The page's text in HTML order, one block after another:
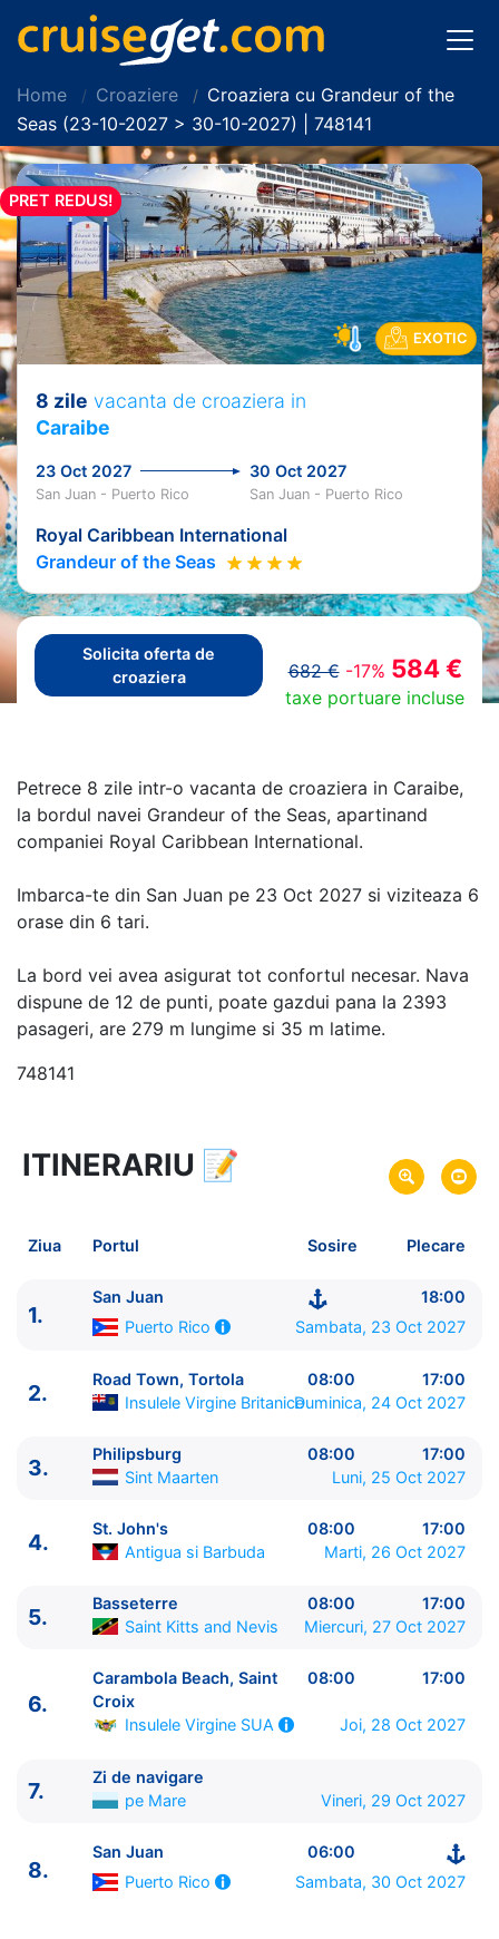
Home Croaziere
Croaziera cu Grandeur of the
Seas (23-10-2027 > 30-10-2027) | 748141
PRET REDUS!
EXOTIC
8 zile vacanta de croaziera in
Caraibe
23 Oct 2027 30 Oct 2027
San Juan - Puerto Rico San Juan - Puerto Rico
Royal Caribbean International
Grandeur of the Seas
Solicita oferta de
croaziera
682 € -17% 584 €
taxe portuare incluse
Petrece 8 zile intr-o vacanta de croaziera in Caraibe,
la bordul navei Grandeur of the Seas, apartinand
companiei Royal Caribbean International.
Imbarca-te din San Juan pe 23 Oct 2027 si viziteaza 6
orase din 6 tari.
La bord vei avea asigurat tot confortul necesar. Nava
dispune de 12 de punti, poate gazdui pana la 2393
pasageri, are 279 m lungime si 35 m latime.
748141
8 zile vacanta de croaziera in
Plecare pe 23 Oct 2027 din San Juan, Puerto Rico
Royal Caribbean International
ITINERARIU
----------------------------------------
1.
San Juan Puerto Rico
Road Town, Tortola Insulele Virgine Britanice
Philipsburg Sint Maarten
4.
St. John's Antigua si Barbuda
08:00 - 17:00
6.
Carambola Beach, Saint Croix Insulele Virgine
SUA
08:00 - 17:00
ITINERARIU 📝
Ziua Portul Sosire Plecare
1.
San Juan
18:00
Puerto Rico
Sambata, 23 Oct 2027
2.
Road Town, Tortola 08:00
17:00
Insulele Virgine BritaniceDuminica, 24 Oct 2027
3.
Philipsburg 08:00
17:00
Sint Maarten
Luni, 25 Oct 2027
4.
St. John's 08:00
17:00
Antigua si Barbuda
Marti, 26 Oct 2027
5.
Basseterre 08:00
17:00
Saint Kitts and Nevis
Miercuri, 27 Oct 2027
6.
Carambola Beach, Saint
Croix
08:00 17:00
Insulele Virgine SUA Joi, 28 Oct 2027
7.
Zi de navigare
pe Mare
Vineri, 29 Oct 2027
8.
San Juan
06:00
Puerto Rico
Sambata, 30 Oct 2027